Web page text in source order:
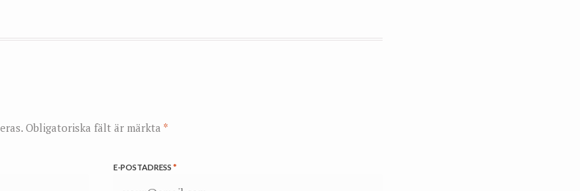
Obligatoriska fält är märkta *
E-POSTADRESS *